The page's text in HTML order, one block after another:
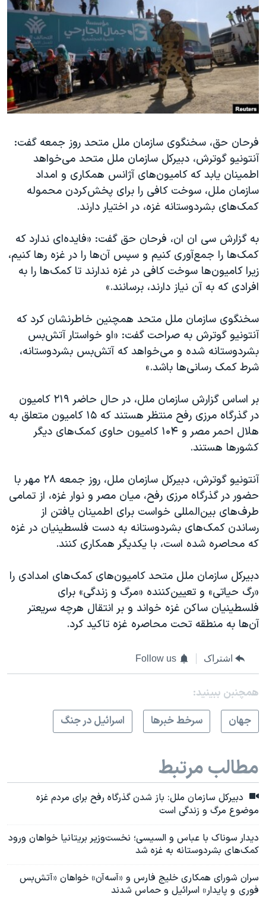
فرهنگ و زندگی
حقوق شهروندی
اقتصادی
علم و فناوری
اسرائیل در جنگ
آرشیو پخش زنده
مستندها
انتخابات ریاست جمهوری آمریکا ۲۰۲۴
حمله جمهوری اسلامی به اسرائیل
رمز مهسا
ورزش زنان در ایران
مجموعه مستندهای دادخواهی
تریبونال مردمی آبان ۹۸
دادگاه حمید نوری
چهل سال گروگان‌گیری
اعتراضات مردمی آبان ۹۸
اسرائیل در جنگ
نرگس محمدی برنده جایزه نوبل صلح
صفحه‌های ویژه
سفر پرزیدنت ترامپ به چین
دنبال کنید
زبانهای مختلف
فرحان حق، سخنگوی سازمان ملل متحد روز جمعه گفت:
آنتونیو گوترش، دبیرکل سازمان ملل متحد می‌خواهد
اطمینان یابد که کامیون‌های آژانس همکاری و امداد
سازمان ملل، سوخت کافی را برای پخش‌کردن محموله‌
کمک‌های بشردوستانه غزه، در اختیار دارند.
به گزارش سی ان ان، فرحان حق گفت: «فایده‌ای ندارد که
کمک‌ها را جمع‌آوری کنیم و سپس آن‌ها را در غزه رها کنیم،
زیرا کامیون‌ها سوخت کافی در غزه ندارند تا کمک‌ها را به
افرادی که به آن نیاز دارند، برسانند.»
سخنگوی سازمان ملل متحد همچنین خاطرنشان کرد که
آنتونیو گوترش به صراحت گفت: «او خواستار آتش‌بس
بشردوستانه شده و می‌خواهد که آتش‌بس بشردوستانه،
شرط کمک‌ رسانی‌ها باشد.»
بر اساس گزارش سازمان ملل، در حال حاضر ۲۱۹ کامیون
در گذرگاه مرزی رفح منتظر هستند که ۱۵ کامیون متعلق به
هلال احمر مصر و ۱۰۴ کامیون حاوی کمک‌های دیگر
کشورها هستند.
آنتونیو گوترش، دبیرکل سازمان ملل، روز جمعه ۲۸ مهر با
حضور در گذرگاه مرزی رفح، میان مصر و نوار غزه، از تمامی
طرف‌های بین‌المللی خواست برای اطمینان یافتن از
رساندن کمک‌های بشردوستانه به دست فلسطینیان در غزه
که محاصره‌ شده است، با یکدیگر همکاری کنند.
دبیرکل سازمان ملل متحد کامیون‌های کمک‌های امدادی را
«رگ حیاتی» و تعیین‌کننده «مرگ و زندگی» برای
فلسطینیان ساکن غزه خواند و بر انتقال هرچه سریعتر
آن‌ها به منطقه تحت محاصره غزه تاکید کرد.
اشتراک Follow us
همچنبن ببینید:
جهان
سرخط خبرها اسرائیل در جنگ
مطالب مرتبط
دبیرکل سازمان ملل: باز شدن گذرگاه رفح برای مردم غزه
موضوع مرگ و زندگی است
دیدار سوناک با عباس و السیسی؛ نخست‌وزیر بریتانیا خواهان ورود
کمک‌های بشردوستانه به غزه شد
سران شورای همکاری خلیج فارس و «آسه‌آن» خواهان «آتش‌بس
فوری و پایدار» اسرائیل و حماس شدند